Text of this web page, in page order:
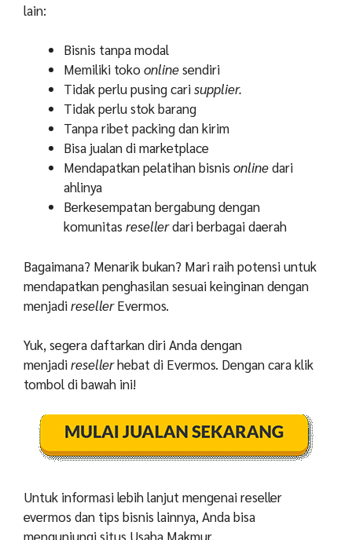
lain:
Bisnis tanpa modal
Memiliki tokoonlinesendiri
Tidak perlu pusing carisupplier.
Tidak perlu stok barang
Tanpa ribet packing dan kirim
Bisa jualan di marketplace
Mendapatkan pelatihan bisnis onlinedari
ahlinya
Berkesempatan bergabung dengan
komunitas resellerdari berbagai daerah
Bagaimana? Menarik bukan? Mari raih potensi untuk
mendapatkan penghasilan sesuai keinginan dengan
menjadiresellerEvermos.
Yuk, segera daftarkan diri Anda dengan
menjadiresellerhebat di Evermos. Dengan cara klik
tombol di bawah ini!
Untuk informasi lebih lanjut mengenai reseller
evermos dan tips bisnis lainnya, Anda bisa
mengunjungi situs Usaha Makmur.